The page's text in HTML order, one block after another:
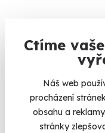
Ctíme
Náš web
procházení
obsahu a
stránky
Budějovicích
Romantická
České Budějovice
990 Kč